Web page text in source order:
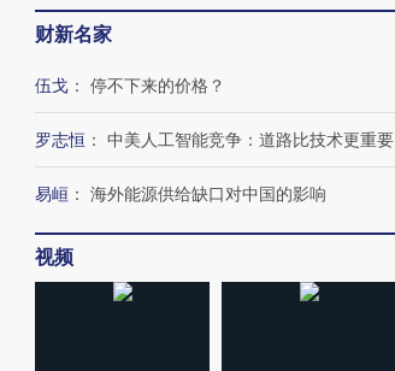
财新名家
伍戈 ： 停不下来的价格？
罗志恒 ： 中美人工智能竞争：道路比技术更重要
易峘 ： 海外能源供给缺口对中国的影响
视频